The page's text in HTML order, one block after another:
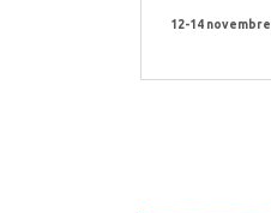
12-14 novembre